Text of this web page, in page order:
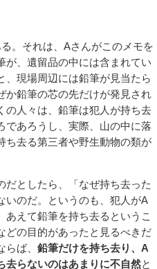
。それは、Aさんがこのメモを
が、遺留品の中には含まれてい
、現場周辺には鉛筆が見当たら
か鉛筆の芯の先だけが発見され
の人々は、鉛筆は犯人が持ち去
であろうし、実際、山の中に落
ち去る第三者や野生動物の類が
としたら、「なぜ持ち去った
いのだ。というのも、犯人がA
あえて鉛筆を持ち去るというこ
どの目的があったと見るべきだ
ば、 鉛筆だけを持ち去り、A
去らないのはあまりに不自然と